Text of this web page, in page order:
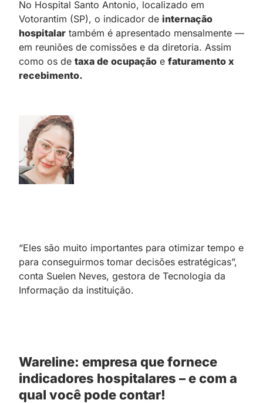
No Hospital Santo Antonio, localizado em
Votorantim (SP), o indicador de internação
hospitalar também é apresentado mensalmente —
em reuniões de comissões e da diretoria. Assim
como os de taxa de ocupação e faturamento x
recebimento.
“Eles são muito importantes para otimizar tempo e
para conseguirmos tomar decisões estratégicas”,
conta Suelen Neves, gestora de Tecnologia da
Informação da instituição.
Wareline: empresa que fornece
indicadores hospitalares – e com a
qual você pode contar!